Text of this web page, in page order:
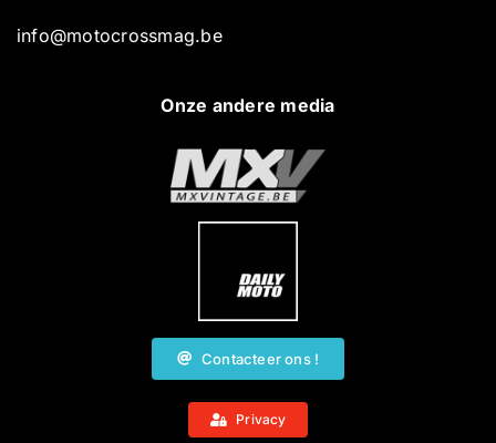
info@motocrossmag.be
Onze andere media
Contacteer ons !
Privacy